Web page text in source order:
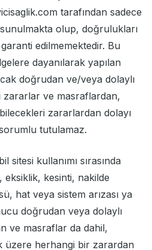
tarafından sadece
olup, doğrulukları
edilmemektedir. Bu
dayanılarak yapılan
doğrudan ve/veya dolaylı
zararlar ve masraflardan,
zararlardan dolayı
tutulamaz.
sitesi kullanımı sırasında
eksiklik, kesinti, nakilde
hat veya sistem arızası ya
doğrudan veya dolaylı
ve masraflar da dahil,
üzere herhangi bir zarardan